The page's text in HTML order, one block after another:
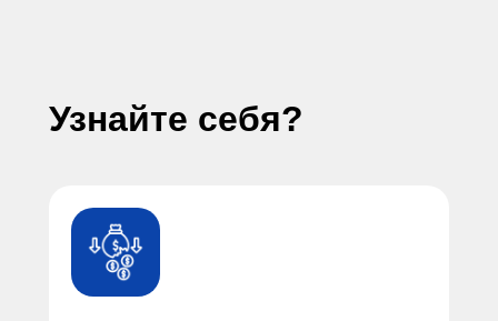
Узнайте себя?